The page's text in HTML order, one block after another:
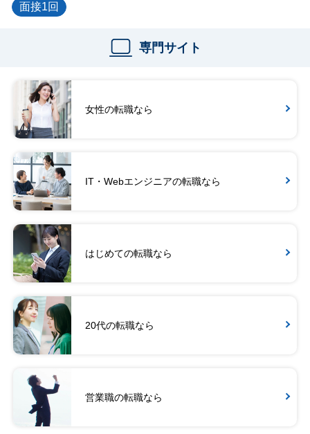
面接1回
専門サイト
女性の転職なら
IT・Webエンジニアの転職なら
はじめての転職なら
20代の転職なら
営業職の転職なら